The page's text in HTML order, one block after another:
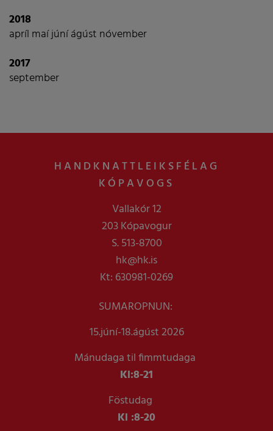
2018
apríl maíjúníágúst nóvember
2017
september
HANDKNATTLEIKSFÉLAG
KÓPAVOGS
Vallakór 12
203 Kópavogur
S. 513-8700
hk@hk.is
Kt: 630981-0269
SUMAROPNUN:
15.júní-18.ágúst 2026
Mánudaga til fimmtudaga
Kl:8-21
Föstudag
Kl :8-20